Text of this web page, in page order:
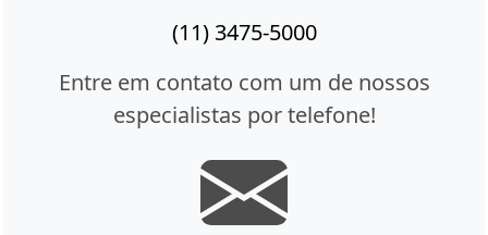
(11) 3475-5000
Entre em contato com um de nossos
especialistas por telefone!